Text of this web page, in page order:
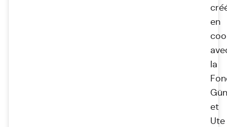
en
la
et
Ute